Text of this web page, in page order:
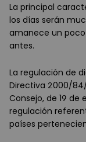
La principal
los días serán
amanece un
antes.
La regulación de
Directiva 2000/
Consejo, de 19 de
regulación
países